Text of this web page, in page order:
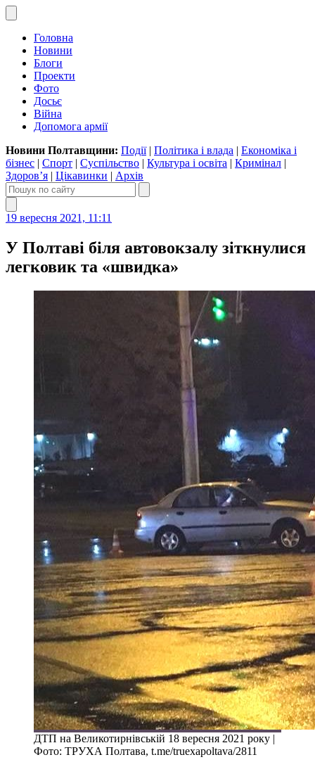
Головна
Новини
Блоги
Проекти
Фото
Досьє
Війна
Допомога армії
Новини Полтавщини: Події| Політика і влада | Економіка і
бізнес | Спорт | Суспільство | Культура і освіта | Кримінал |
Здоров’я | Цікавинки | Архів
19 вересня 2021, 11:11
У Полтаві біля автовокзалу зіткнулися
легковик та «швидка»
ДТП на Великотирнівській 18 вересня 2021 року |
Фото: ТРУХА Полтава, t.me/truexapoltava/2811